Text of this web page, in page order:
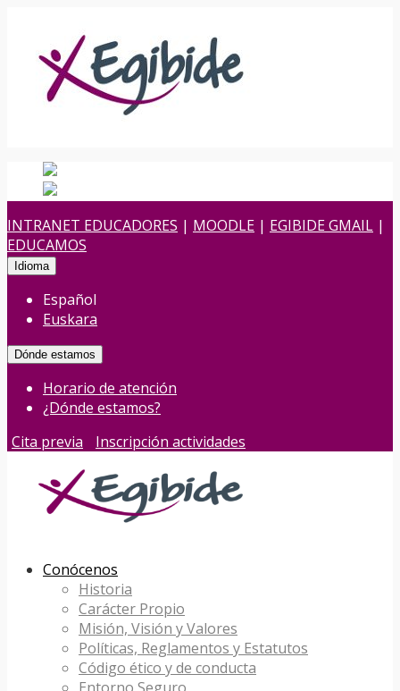
INTRANET EDUCADORES | MOODLE | EGIBIDE GMAIL |
EDUCAMOS
Idioma
Español
Euskara
Dónde estamos
Horario de atención
¿Dónde estamos?
Cita previa
Inscripción actividades
Conócenos
Historia
Carácter Propio
Misión, Visión y Valores
Políticas, Reglamentos y Estatutos
Código ético y de conducta